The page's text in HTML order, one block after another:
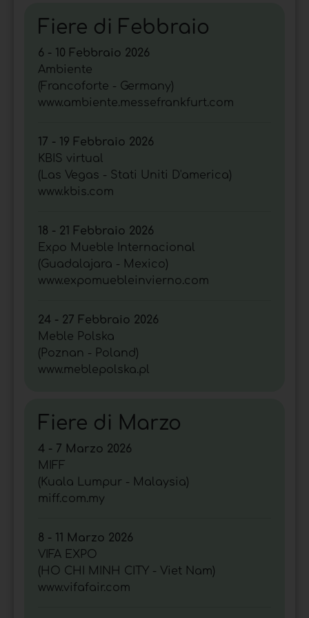
Fiere di Febbraio
6 - 10 Febbraio 2026
Ambiente
(Francoforte - Germany)
www.ambiente.messefrankfurt.com
17 - 19 Febbraio 2026
KBIS virtual
(Las Vegas - Stati Uniti D'america)
www.kbis.com
18 - 21 Febbraio 2026
Expo Mueble Internacional
(Guadalajara - Mexico)
www.expomuebleinvierno.com
24 - 27 Febbraio 2026
Meble Polska
(Poznan - Poland)
www.meblepolska.pl
Fiere di Marzo
4 - 7 Marzo 2026
MIFF
(Kuala Lumpur - Malaysia)
miff.com.my
8 - 11 Marzo 2026
VIFA EXPO
(HO CHI MINH CITY - Viet Nam)
www.vifafair.com